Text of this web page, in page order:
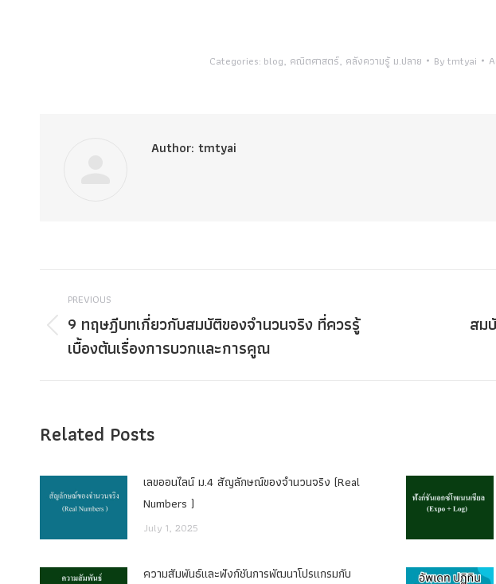
Categories: blog, คณิตศาสตร์, คลังความรู้ ม.ปลาย Bytmtyai
Author: tmtyai
Post
navigation
PREVIOUS
Previous
post:
9 ทฤษฎีบทเกี่ยวกับสมบัติของจำนวนจริง ที่ควรรู้
เบื้องต้นเรื่องการบวกและการคูณ
สม
Related Posts
เลขออนไลน์ ม.4 สัญลักษณ์ของจำนวนจริง (Real
Numbers )
July 1, 2025
ความสัมพันธ์และฟังก์ชันการพัฒนาโปรแกรมกับ